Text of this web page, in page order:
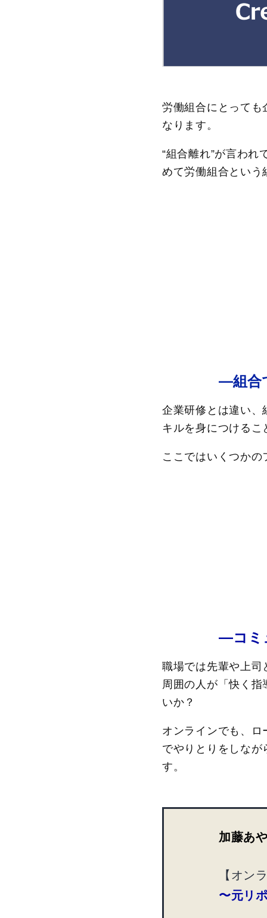
労働組合にとっても
なります。
“組合離れ”が言わ
めて労働組合という
―組合
企業研修とは違い、
キルを身につける
ここではいくつか
―コミ
職場では先輩や上司
周囲の人が「快く
いか？
オンラインでも、
でやりとりをしな
す。
加藤あ
【オ
〜元リ